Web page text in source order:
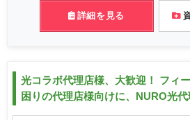
詳細を見る
光コラボ代理店様、大歓迎！ フィ
困りの代理店様向けに、NURO光代